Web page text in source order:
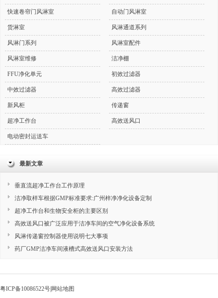
快速卷帘门风淋室 自动门风淋室
货淋室 风淋通道系列
风淋门系列 风淋室配件
风淋室维修 洁净棚
FFU净化单元 初效过滤器
中效过滤器 高效过滤器
新风柜 传递窗
超净工作台 高效送风口
电动密封运送车
最新文章
垂直流超净工作台工作原理
洁净取样车根据GMP标准要求:广州梓净净化设备定制
超净工作台和生物安全柜的主要区别
高效送风口被广泛应用于洁净车间的空气净化设备系统
风淋传递窗控制器使用说明七大事项
药厂GMP洁净车间液槽式高效送风口安装方法
粤ICP备10086522号|网站地图